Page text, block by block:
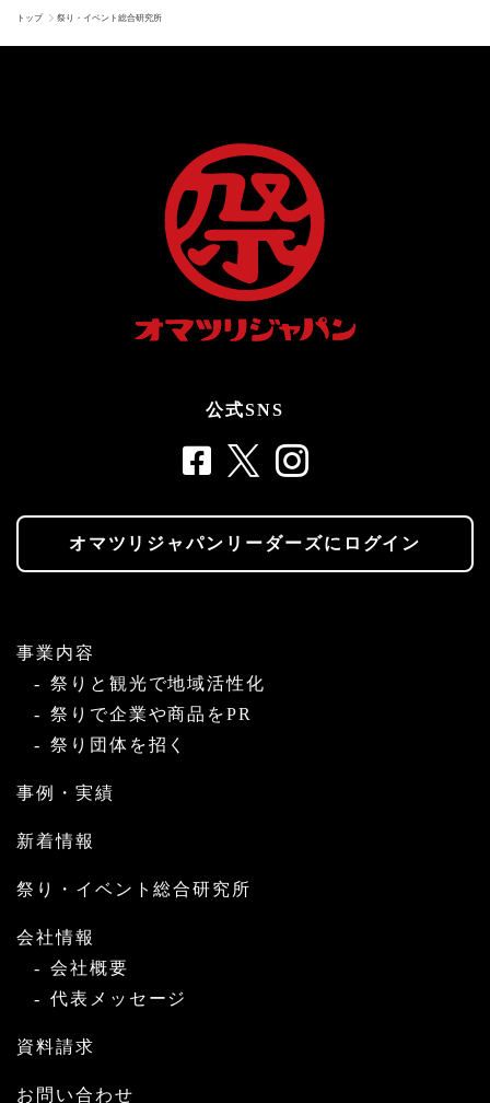
トップ 祭り・イベント総合研究所
公式SNS
オマツリジャパンリーダーズにログイン
事業内容
祭りと観光で地域活性化
祭りで企業や商品をPR
祭り団体を招く
事例・実績
新着情報
祭り・イベント総合研究所
会社情報
会社概要
代表メッセージ
資料請求
お問い合わせ